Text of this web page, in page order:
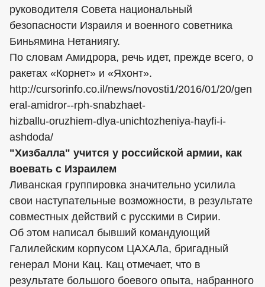
руководителя Совета национальный
безопасности Израиля и военного советника
Биньямина Нетаниягу.
По словам Амидрора, речь идет, прежде всего, о
ракетах «Корнет» и «Яхонт».
http://cursorinfo.co.il/news/novosti1/2016/01/20/gen
eral-amidror--rph-snabzhaet-
hizballu-oruzhiem-dlya-unichtozheniya-hayfi-i-
ashdoda/
"Хизбалла" учится у российской армии, как
воевать с Израилем
Ливанская группировка значительно усилила
свои наступательные возможности, в результате
совместных действий с русскими в Сирии.
Об этом написал бывший командующий
Галилейским корпусом ЦАХАЛа, бригадный
генерал Мони Кац. Кац отмечает, что в
результате большого боевого опыта, набранного